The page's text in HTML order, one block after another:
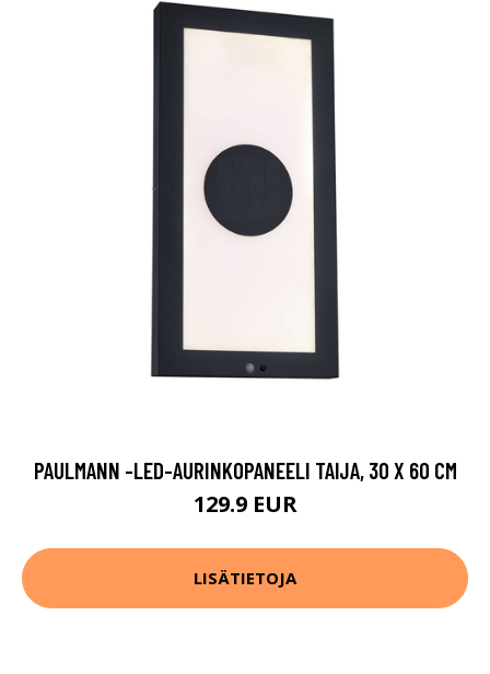
PAULMANN -LED-AURINKOPANEELI TAIJA, 30 X 60 CM
129.9 EUR
LISÄTIETOJA